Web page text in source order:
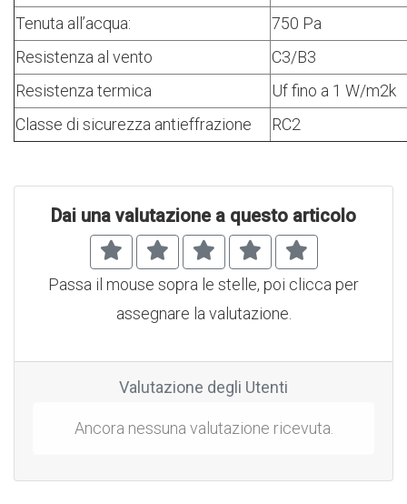
Tenuta all’acqua:
750 Pa
Resistenza al vento
C3/B3
Resistenza termica
Uf fino a 1 W/m2k
Classe di sicurezza antieffrazione
RC2
Dai una valutazione a questo articolo
Passa il mouse sopra le stelle, poi clicca per
assegnare la valutazione.
Valutazione degli Utenti
Ancora nessuna valutazione ricevuta.